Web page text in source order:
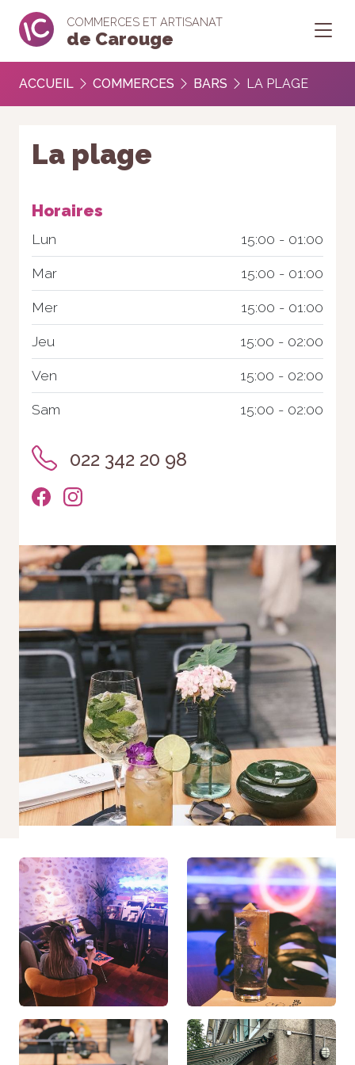
COMMERCES ET ARTISANAT
de Carouge
ACCUEIL COMMERCES BARS LA PLAGE
La plage
Horaires
Lun 15:00 - 01:00
Mar 15:00 - 01:00
Mer 15:00 - 01:00
Jeu 15:00 - 02:00
Ven 15:00 - 02:00
Sam 15:00 - 02:00
022 342 20 98
Nécessaire
Ces cookies ne
sont pas
facultatifs. Ils
sont
nécessaires au
fonctionnement
du site Web.
Statistiques
Afin que
nous
puissions
améliorer la
fonctionnalité
et la
structure du
fonction de la
façon dont le
site Web est
utilisé.
Experience
Afin que notre
site Web
fonctionne
aussi bien
que possible
lors de votre
visite. Si vous